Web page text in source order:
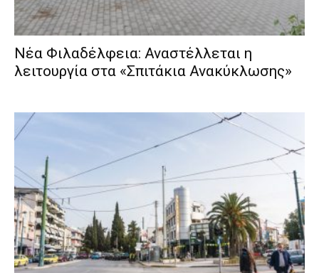
Νέα Φιλαδέλφεια: Αναστέλλεται η
λειτουργία στα «Σπιτάκια Ανακύκλωσης»